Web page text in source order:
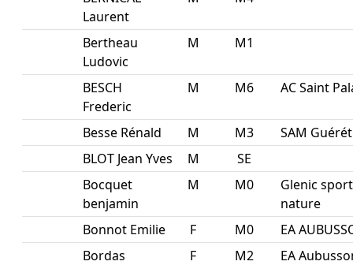
Laurent
Bertheau
Ludovic
M M1
BESCH
Frederic
M M6 AC Saint
Besse Rénald M M3
SAM Guérét
BLOT Jean Yves
M
SE
Bocquet
benjamin
M M0
Glenic sport
nature
Bonnot Emilie
F M0
EA
Bordas
F M2 EA